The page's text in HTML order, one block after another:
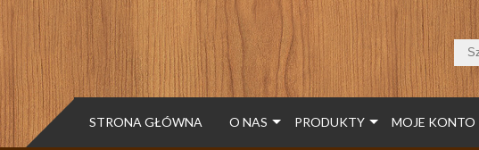
STRONA GŁÓWNA O NAS PRODUKTY MOJE KONTO